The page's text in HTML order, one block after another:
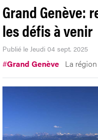
Grand Genève:
les défis à venir
Publié le Jeudi 04 sept. 2025
#Grand Genève La